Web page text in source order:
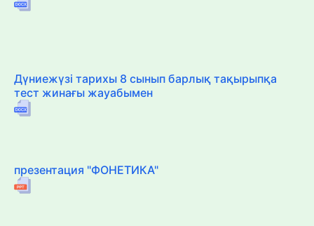
Дүниежүзі тарихы 8 сынып барлық тақырыпқа
тест жинағы жауабымен
презентация "ФОНЕТИКА"